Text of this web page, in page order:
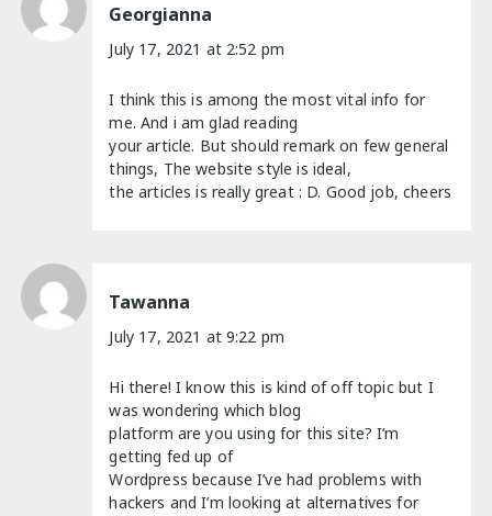
Georgianna
July 17, 2021 at 2:52 pm
I think this is among the most vital info for
me. And i am glad reading
your article. But should remark on few general
things, The website style is ideal,
the articles is really great : D. Good job, cheers
Tawanna
July 17, 2021 at 9:22 pm
Hi there! I know this is kind of off topic but I
was wondering which blog
platform are you using for this site? I’m
getting fed up of
Wordpress because I’ve had problems with
hackers and I’m looking at alternatives for